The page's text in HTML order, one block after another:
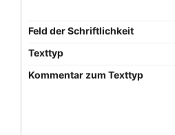
Feld der Schriftlichkeit
Texttyp
Kommentar zum Texttyp